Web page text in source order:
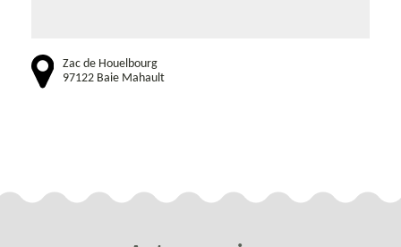
Zac de Houelbourg
97122 Baie Mahault